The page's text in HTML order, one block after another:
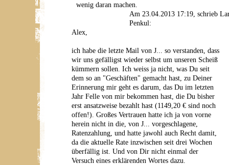
wenig daran machen.
Am 23.04.2013 17:19, schrieb
Penkul:
Alex,
ich habe die letzte Mail von J... so verstanden, dass
wir uns gefälligst wieder selbst um unseren Scheiß
kümmern sollen. Ich weiss ja nicht, was Du seit
dem so an "Geschäften" gemacht hast, zu Deiner
Erinnerung mir geht es darum, das Du im letzten
Jahr Felle von mir bekommen hast, die Du bisher
erst ansatzweise bezahlt hast (1149,20 € sind noch
offen!). Großes Vertrauen hatte ich ja von vorne
herein nicht in die, von J... vorgeschlagene,
Ratenzahlung, und hatte jawohl auch Recht damit,
da die aktuelle Rate inzwischen seit drei Wochen
überfällig ist. Und von Dir nicht einmal der
Versuch eines erklärenden Wortes dazu.